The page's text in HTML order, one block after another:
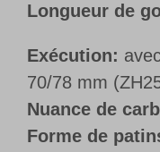
Longueur de
Exécution:
70/78 mm
Nuance de
Forme de